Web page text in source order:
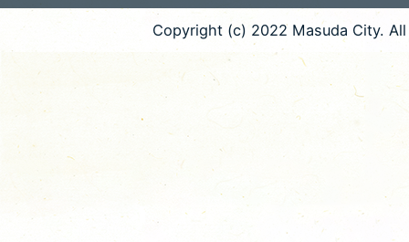
Copyright (c) 2022 Masuda City.